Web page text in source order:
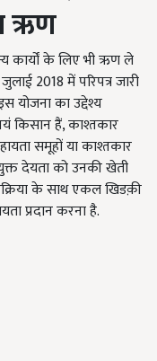
ऋण
के लिए भी ऋण ले
2018 में परिपत्र जारी
योजना का उद्देश्य
किसान हैं, काश्तकार
समूहों या काश्तकार
देयता को उनकी खेती
के साथ एकल खिडक़ी
प्रदान करना है.